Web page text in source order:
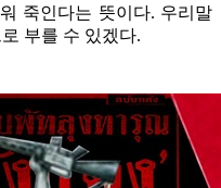
죽인다는 뜻이다. 우리말
부를 수 있겠다.